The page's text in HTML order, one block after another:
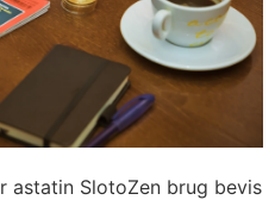
SlotoZen brug bevis